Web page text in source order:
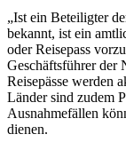
„Ist ein Beteiligter
bekannt, ist ein
oder Reisepass
Geschäftsführer der
Reisepässe werden
Länder sind zudem
Ausnahmefällen
dienen.